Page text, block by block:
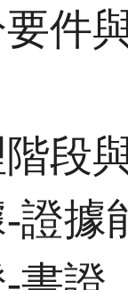
件
段
據